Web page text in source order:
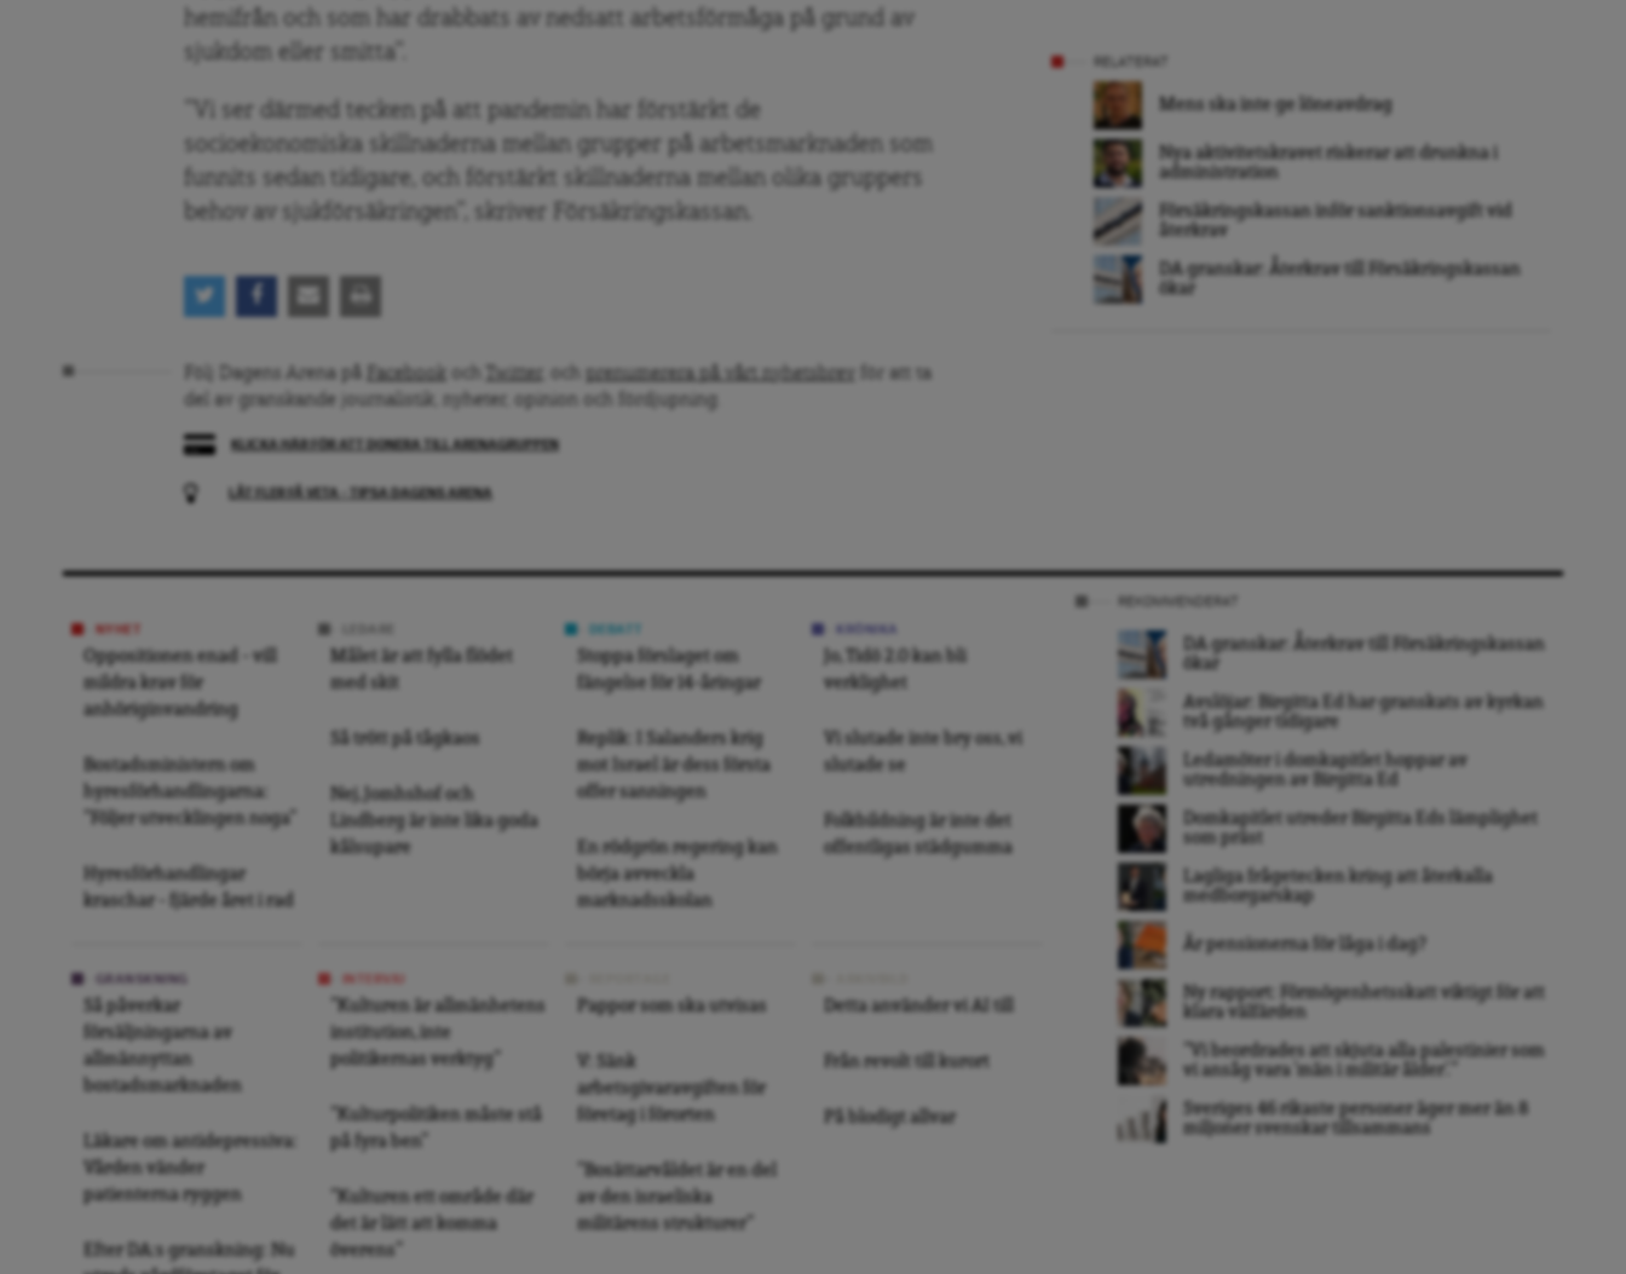
hemifrån och som har drabbats av nedsatt arbetsförmåga på grund av
sjukdom eller smitta”.
”Vi ser därmed tecken på att pandemin har förstärkt de
socioekonomiska skillnaderna mellan grupper på arbetsmarknaden som
funnits sedan tidigare, och förstärkt skillnaderna mellan olika gruppers
behov av sjukförsäkringen”, skriver Försäkringskassan.
Följ Dagens Arena på Facebook Twitter prenumerera på vårt nyhetsbrev
för att ta
del av granskande journalistik, nyheter, opinion och fördjupning.
LÅT FLER FÅ VETA – TIPSA DAGENS ARENA
Mens ska inte ge löneavdrag
Nya aktivitetskravet riskerar att drunkna i
administration
Försäkringskassan inför sanktionsavgift vid
återkrav
DA granskar: Återkrav till Försäkringskassan
ökar
NYHET
Oppositionen enad – vill
mildra krav för
anhöriginvandring
Bostadsministern om
hyresförhandlingarna:
”Följer utvecklingen noga”
Hyresförhandlingar
kraschar – fjärde året i rad
Målet är att fylla flödet
med skit
Så trött på tågkaos
Nej, Jomhshof och
Lindberg är inte lika goda
kålsupare
Stoppa förslaget om
fängelse för 14-åringar
Replik: I Salanders krig
mot Israel är dess första
offer sanningen
En rödgrön regering kan
börja avveckla
marknadsskolan
Jo, Tidö 2.0 kan bli
verklighet
Vi slutade inte bry oss, vi
slutade se
Folkbildning är inte det
offentligas städgumma
Så påverkar
försäljningarna av
allmännyttan
bostadsmarknaden
Läkare om antidepressiva:
Vården vänder
patienterna ryggen
Efter DA:s granskning: Nu
”Kulturen är allmänhetens
institution, inte
politikernas verktyg”
”Kulturpolitiken måste stå
på fyra ben”
”Kulturen ett område där
det är lätt att komma
överens”
Pappor som ska utvisas
V: Sänk
arbetsgivaravgiften för
företag i förorten
”Bosättarvåldet är en del
av den israeliska
militärens strukturer”
Detta använder vi AI till
Från revolt till kurort
På blodigt allvar
DA granskar: Återkrav till Försäkringskassan
ökar
Avslöjar: Birgitta Ed har granskats av kyrkan
två gånger tidigare
Ledamöter i domkapitlet hoppar av
utredningen av Birgitta Ed
Domkapitlet utreder Birgitta Eds lämplighet
som präst
Lagliga frågetecken kring att återkalla
medborgarskap
Är pensionerna för låga i dag?
Ny rapport: Förmögenhetsskatt viktigt för att
klara välfärden
”Vi beordrades att skjuta alla palestinier som
vi ansåg vara ’män i militär ålder’. ”
Sveriges 46 rikaste personer äger mer än 8
miljoner svenskar tillsammans